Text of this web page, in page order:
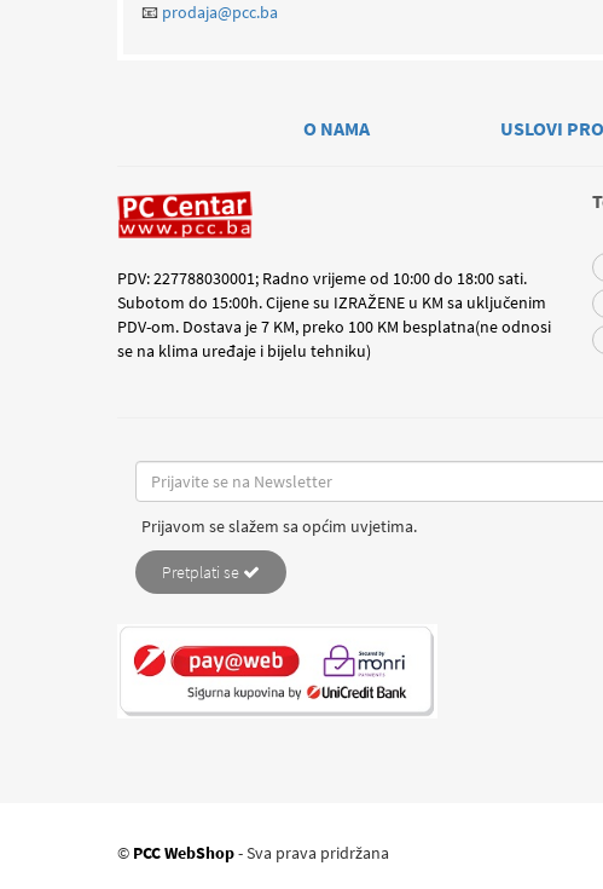
📧 prodaja@pcc.ba
O NAMA USLOVI
PDV: 227788030001; Radno vrijeme od 10:00 do 18:00 sati.
Subotom do 15:00h. Cijene su IZRAŽENE u KM sa uključenim
PDV-om. Dostava je 7 KM, preko 100 KM besplatna(ne odnosi
se na klima uređaje i bijelu tehniku)
Prijavom se slažem sa općim uvjetima.
Pretplati se
© PCC WebShop- Sva prava pridržana